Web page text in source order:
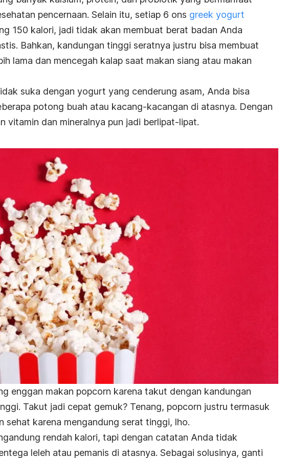
pencernaan. Selain itu, setiap 6 ons greek yogurt
150 kalori, jadi tidak akan membuat berat badan Anda
Bahkan, kandungan tinggi seratnya justru bisa membuat
lama dan mencegah kalap saat makan siang atau makan
suka dengan yogurt yang cenderung asam, Anda bisa
potong buah atau kacang-kacangan di atasnya. Dengan
vitamin dan mineralnya pun jadi berlipat-lipat.
enggan makan popcorn karena takut dengan kandungan
Takut jadi cepat gemuk? Tenang, popcorn justru termasuk
sehat karena mengandung serat tinggi, lho.
rendah kalori, tapi dengan catatan Anda tidak
leleh atau pemanis di atasnya. Sebagai solusinya, ganti